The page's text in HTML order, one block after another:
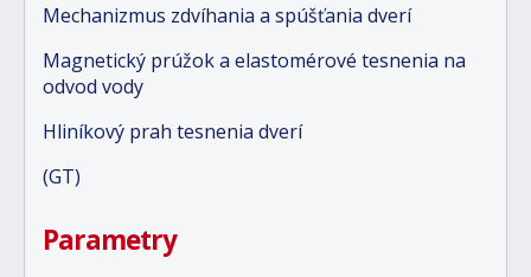
Mechanizmus zdvíhania a spúšťania dverí
Magnetický prúžok a elastomérové tesnenia na
odvod vody
Hliníkový prah tesnenia dverí
(GT)
Parametry